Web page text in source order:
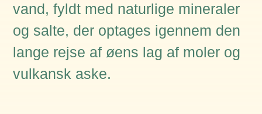
vand, fyldt med naturlige mineraler
og salte, der optages igennem den
lange rejse af øens lag af moler og
vulkansk aske.